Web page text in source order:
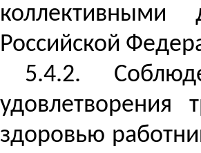
коллективными
Российской
5.4.2.
здоровью